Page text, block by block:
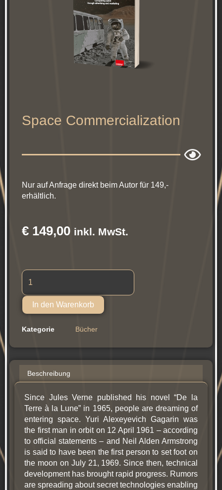
Space Commercialization
Nur auf Anfrage direkt beim Autor für 149,-
erhältlich.
€ 149,00 inkl. MwSt.
Space
Commercialization
Menge
In den Warenkorb
Kategorie Bücher
Beschreibung
Since Jules Verne published his novel “De la
Terre à la Lune” in 1965, people are dreaming of
entering space. Yuri Alexeyevich Gagarin was
the first man in orbit on 12 April 1961 – according
to official statements – and Neil Alden Armstrong
is said to have been the first person to set foot on
the moon on July 21, 1969. Since then, technical
development has brought rapid progress. Rumors
are spreading about secret technologies enabling